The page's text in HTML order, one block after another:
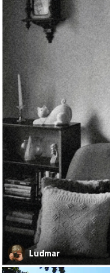
Ludmar